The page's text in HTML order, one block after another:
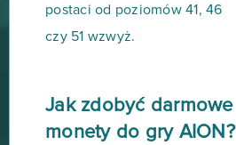
postaci od poziomów 41, 46
czy 51 wzwyż.
Jak zdobyć darmowe
monety do gry AION?